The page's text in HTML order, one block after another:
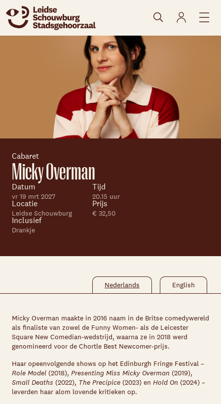
Skip navigatie
naar agenda
Cabaret
Micky Overman
Datum
vr 19 mrt 2027
Tijd
20.15 uur
Locatie
Leidse Schouwburg
Prijs
€ 32,50
Inclusief
Drankje
Nederlands English
Micky Overman maakte in 2016 naam in de Britse comedywereld
als finaliste van zowel de Funny Women- als de Leicester
Square New Comedian-wedstrijd, waarna ze in 2018 werd
genomineerd voor de Chortle Best Newcomer-prijs.
Haar opeenvolgende shows op het Edinburgh Fringe Festival –
Role Model (2018), Presenting Miss Micky Overman (2019),
Small Deaths (2022), The Precipice (2023) en Hold On (2024) –
leverden haar alom lovende kritieken op.